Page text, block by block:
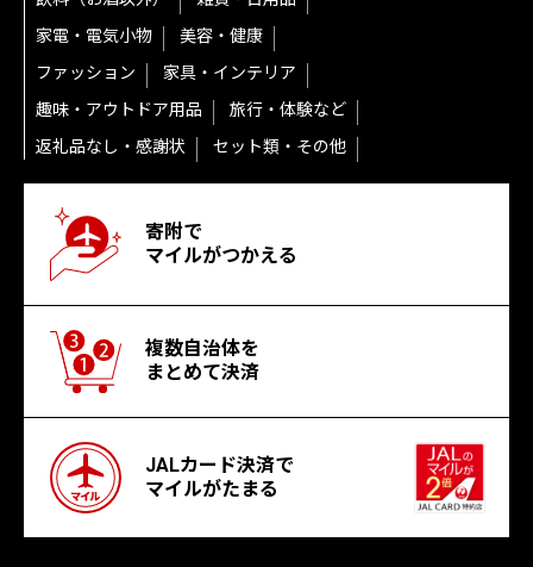
家電・電気小物
美容・健康
ファッション
家具・インテリア
趣味・アウトドア用品
旅行・体験など
返礼品なし・感謝状
セット類・その他
寄附で
マイルがつかえる
複数自治体を
まとめて決済
JALカード決済で
マイルがたまる